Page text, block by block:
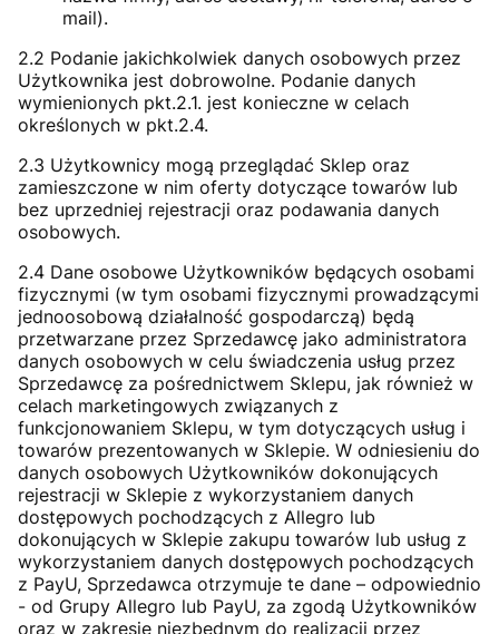
mail).
2.2 Podanie jakichkolwiek danych osobowych przez
Użytkownika jest dobrowolne. Podanie danych
wymienionych pkt.2.1. jest konieczne w celach
określonych w pkt.2.4.
2.3 Użytkownicy mogą przeglądać Sklep oraz
zamieszczone w nim oferty dotyczące towarów lub
bez uprzedniej rejestracji oraz podawania danych
osobowych.
2.4 Dane osobowe Użytkowników będących osobami
fizycznymi (w tym osobami fizycznymi prowadzącymi
jednoosobową działalność gospodarczą) będą
przetwarzane przez Sprzedawcę jako administratora
danych osobowych w celu świadczenia usług przez
Sprzedawcę za pośrednictwem Sklepu, jak również w
celach marketingowych związanych z
funkcjonowaniem Sklepu, w tym dotyczących usług i
towarów prezentowanych w Sklepie. W odniesieniu do
danych osobowych Użytkowników dokonujących
rejestracji w Sklepie z wykorzystaniem danych
dostępowych pochodzących z Allegro lub
dokonujących w Sklepie zakupu towarów lub usług z
wykorzystaniem danych dostępowych pochodzących
z PayU, Sprzedawca otrzymuje te dane – odpowiednio
- od Grupy Allegro lub PayU, za zgodą Użytkowników
oraz w zakresie niezbędnym do realizacji przez